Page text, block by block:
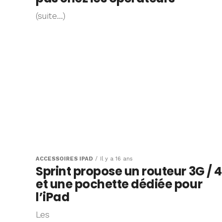
(suite…)
ACCESSOIRES IPAD Il y a 16 ans
Sprint propose un routeur 3G /
et une pochette dédiée pour
l’iPad
Les